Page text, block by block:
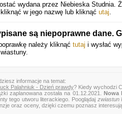
wydana przez Niebieska Studnia.
w jego nazwę lub kliknąć utaj.
są niepoprawne dane.
należy kliknąć tutaj i wysłać
informacje na temat:
Palahniuk - Dzień prawdy? Kiedy wychodzi
zaplanowana została na 01.12.2021. Nowa
tego utworu literackiego. Pooglądaj zwiastuni
oraz oceny, dzięki czemu poznasz